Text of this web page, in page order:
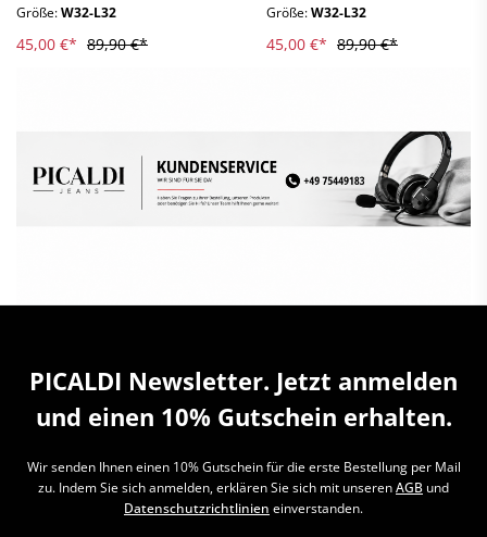
Straight Leg in Washed Dark
Navy W32-L32
Größe:W32-L32
45,00 €* 89,90 €*
Straight Leg in Ash Indigo
W32-L32
Größe:W32-L32
45,00 €* 89,90 €*
PICALDI Newsletter. Jetzt anmelden
und einen 10% Gutschein erhalten.
Wir senden Ihnen einen 10% Gutschein für die erste Bestellung per Mail
zu. Indem Sie sich anmelden, erklären Sie sich mit unserenAGB und
Datenschutzrichtlinien einverstanden.